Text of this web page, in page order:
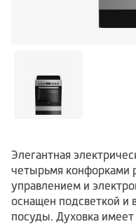
Элегантная
четырьмя конфорками
управлением и
оснащен подсветкой и
посуды. Духовка